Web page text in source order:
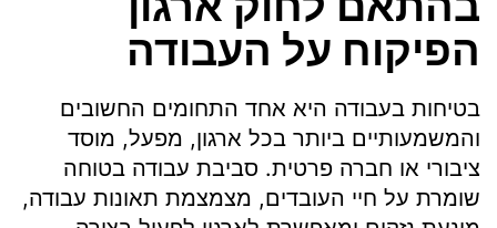
הפיקוח על העבודה
בטיחות בעבודה היא אחד התחומים החשובים
והמשמעותיים ביותר בכל ארגון, מפעל, מוסד
ציבורי או חברה פרטית. סביבת עבודה בטוחה
שומרת על חיי העובדים, מצמצמת תאונות עבודה,